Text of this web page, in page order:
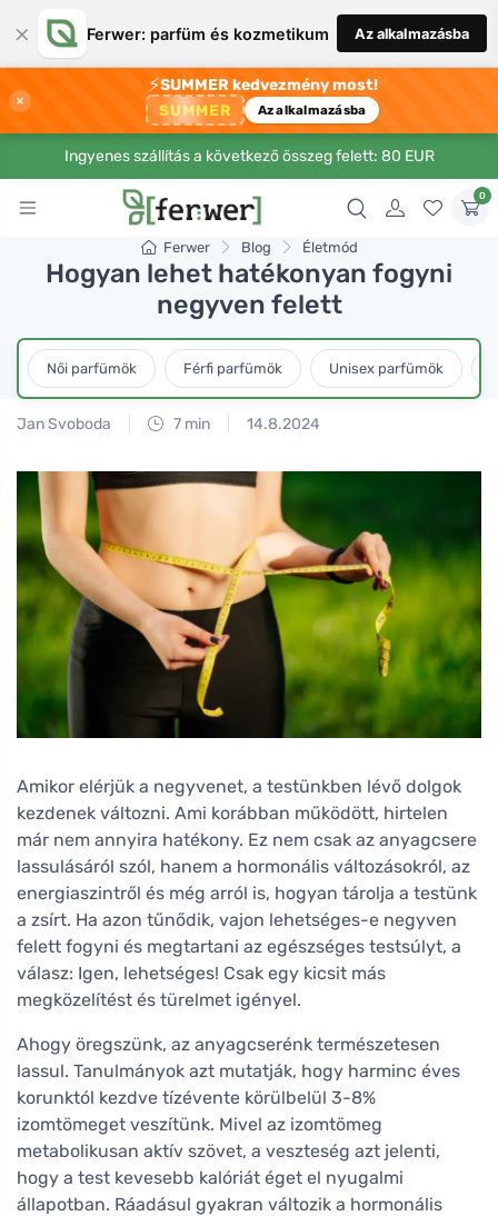
× Ferwer: parfüm és kozmetikum Az alkalmazásba
×
⚡SUMMER kedvezmény most!
SUMMER Az alkalmazásba
Ingyenes szállítás a következő összeg felett: 80 EUR
0
Ferwer Blog Életmód
Hogyan lehet hatékonyan fogyni
negyven felett
Női parfümök Férfi parfümök Unisex parfümök
Jan Svoboda 7 min 14.8.2024
Amikor elérjük a negyvenet, a testünkben lévő dolgok
kezdenek változni. Ami korábban működött, hirtelen
már nem annyira hatékony. Ez nem csak az anyagcsere
lassulásáról szól, hanem a hormonális változásokról, az
energiaszintről és még arról is, hogyan tárolja a testünk
a zsírt. Ha azon tűnődik, vajon lehetséges-e negyven
felett fogyni és megtartani az egészséges testsúlyt, a
válasz: Igen, lehetséges! Csak egy kicsit más
megközelítést és türelmet igényel.
Ahogy öregszünk, az anyagcserénk természetesen
lassul. Tanulmányok azt mutatják, hogy harminc éves
korunktól kezdve tízévente körülbelül 3-8%
izomtömeget veszítünk. Mivel az izomtömeg
metabolikusan aktív szövet, a veszteség azt jelenti,
hogy a test kevesebb kalóriát éget el nyugalmi
állapotban. Ráadásul gyakran változik a hormonális